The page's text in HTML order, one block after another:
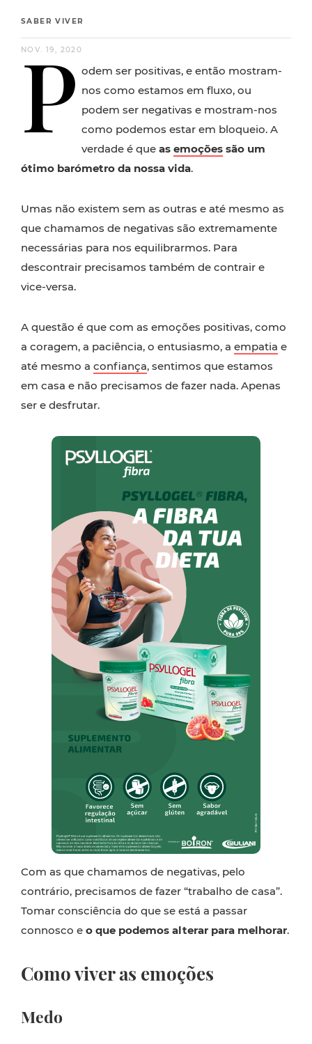
SABER VIVER
NOV. 19, 2020
P odem ser positivas, e então mostram-
nos como estamos em fluxo, ou
podem ser negativas e mostram-nos
como podemos estar em bloqueio. A
verdade é que as emoções são um
ótimo barómetro da nossa vida.
Umas não existem sem as outras e até mesmo as
que chamamos de negativas são extremamente
necessárias para nos equilibrarmos. Para
descontrair precisamos também de contrair e
vice-versa.
A questão é que com as emoções positivas, como
a coragem, a paciência, o entusiasmo, a empatia e
até mesmo a confiança, sentimos que estamos
em casa e não precisamos de fazer nada. Apenas
ser e desfrutar.
Com as que chamamos de negativas, pelo
contrário, precisamos de fazer “trabalho de casa”.
Tomar consciência do que se está a passar
connosco e o que podemos alterar para melhorar.
Como viver as emoções
Medo